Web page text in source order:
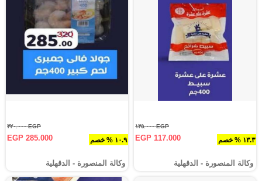
١٣.٣ % خصم
EGP ١٣٥.٠٠٠
EGP 117.000
وكالة المنصورة - الدقهلية‎
١٠.٩ % خصم
EGP ٣٢٠.٠٠٠
EGP 285.000
وكالة المنصورة - الدقهلية‎